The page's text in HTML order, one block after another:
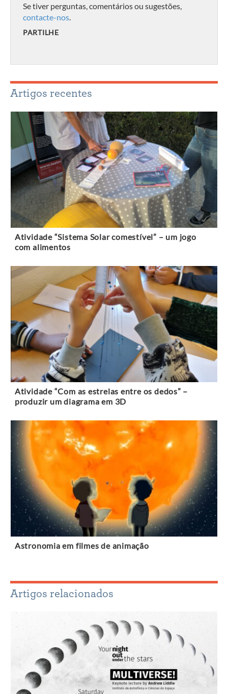
Se tiver perguntas, comentários ou sugestões,
contacte-nos.
PARTILHE
Artigos recentes
Atividade “Sistema Solar comestível” – um jogo
com alimentos
Atividade “Com as estrelas entre os dedos” –
produzir um diagrama em 3D
Astronomia em filmes de animação
Artigos relacionados